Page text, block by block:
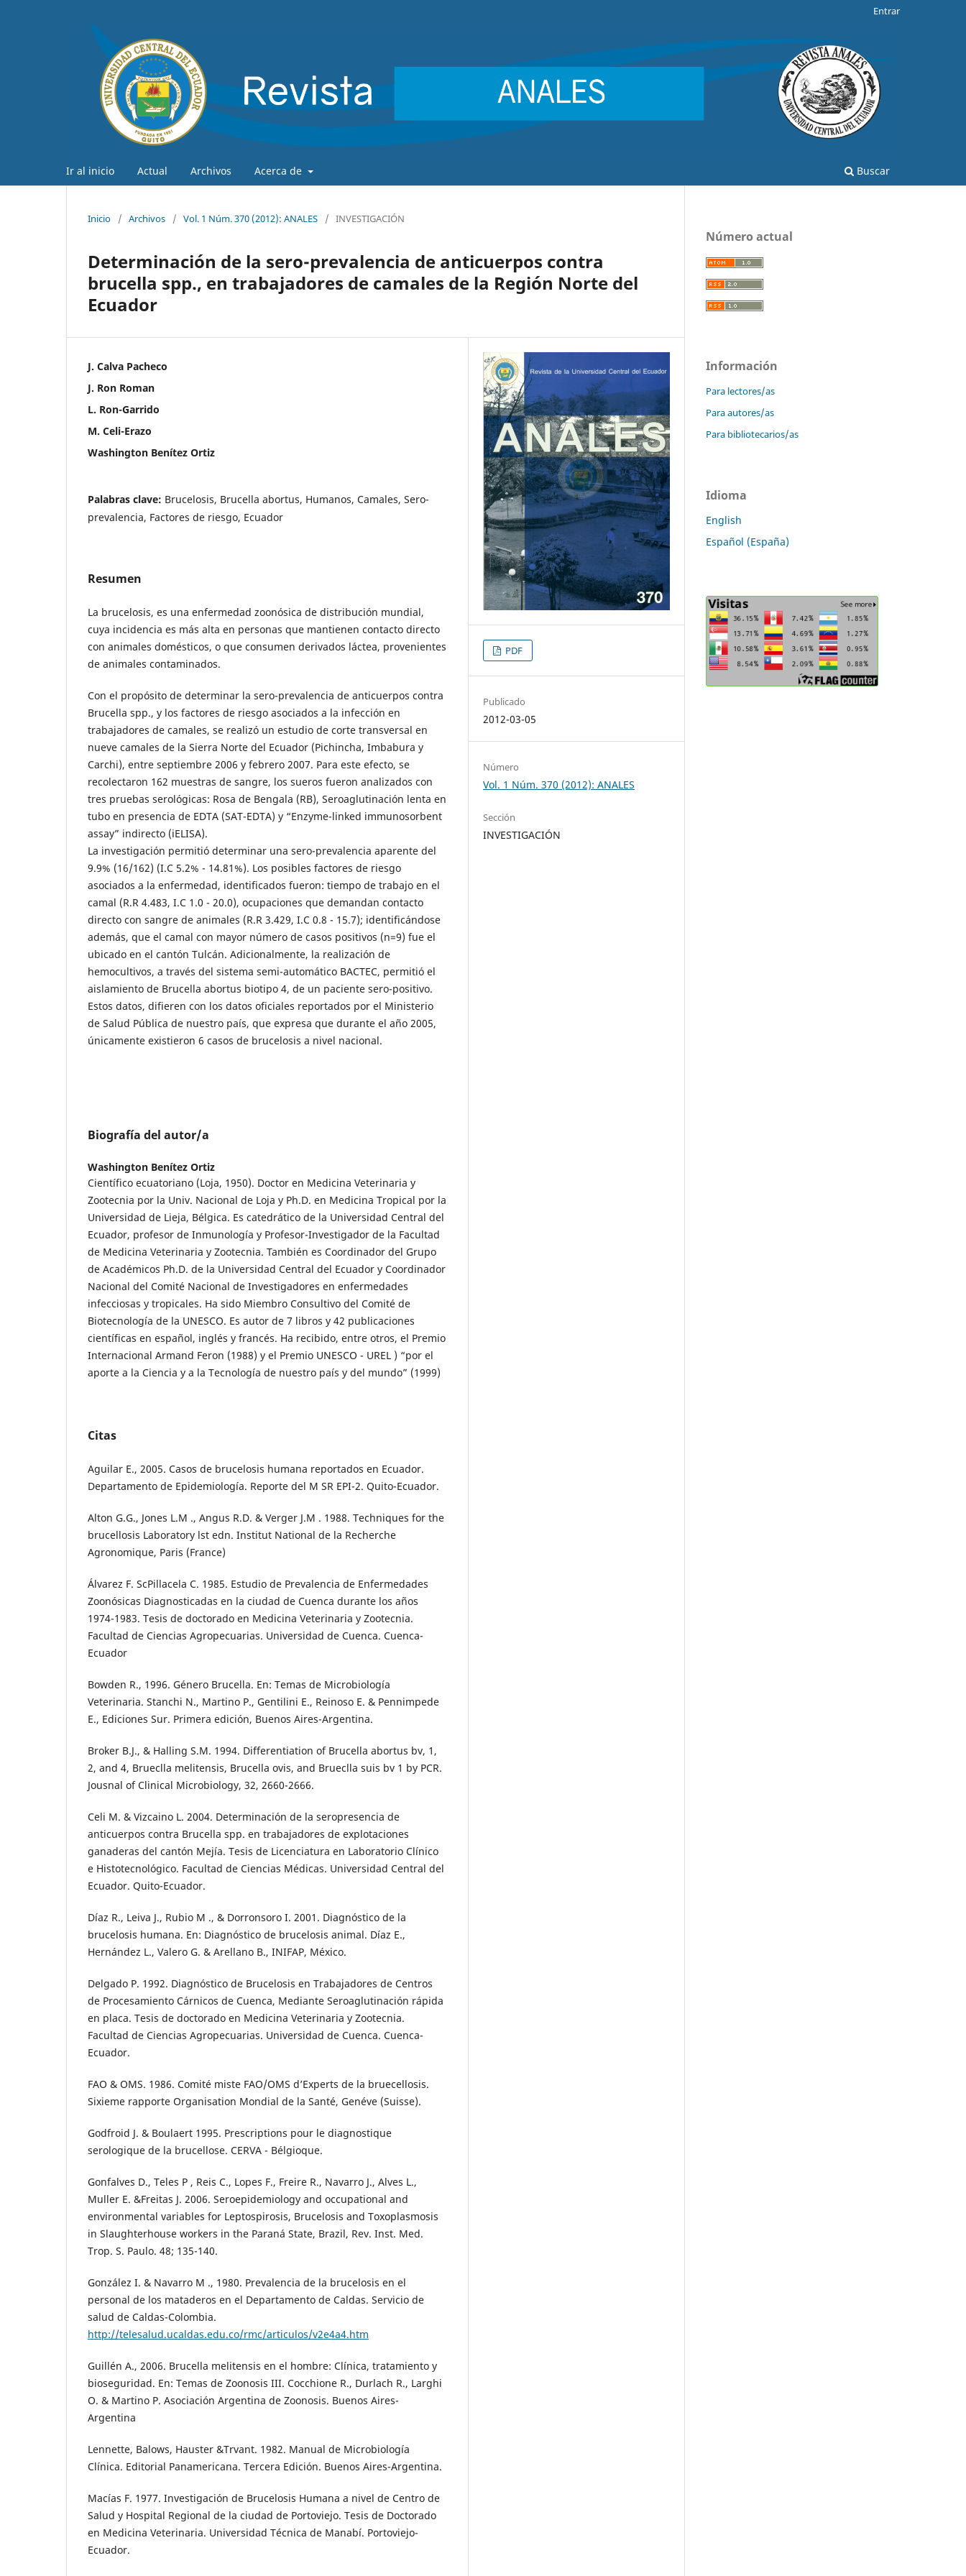
Ir al inicio Actual Archivos Acerca de Buscar
Entrar
Inicio / Archivos / Vol. 1 Núm. 370 (2012): ANALES / INVESTIGACIÓN
Determinación de la sero-prevalencia de anticuerpos contra
brucella spp., en trabajadores de camales de la Región Norte del
Ecuador
J. Calva Pacheco
J. Ron Roman
L. Ron-Garrido
M. Celi-Erazo
Washington Benítez Ortiz
Palabras clave: Brucelosis, Brucella abortus, Humanos, Camales, Sero-
prevalencia, Factores de riesgo, Ecuador
Resumen
La brucelosis, es una enfermedad zoonósica de distribución mundial,
cuya incidencia es más alta en personas que mantienen contacto directo
con animales domésticos, o que consumen derivados láctea, provenientes
de animales contaminados.
Con el propósito de determinar la sero-prevalencia de anticuerpos contra
Brucella spp., y los factores de riesgo asociados a la infección en
trabajadores de camales, se realizó un estudio de corte transversal en
nueve camales de la Sierra Norte del Ecuador (Pichincha, Imbabura y
Carchi), entre septiembre 2006 y febrero 2007. Para este efecto, se
recolectaron 162 muestras de sangre, los sueros fueron analizados con
tres pruebas serológicas: Rosa de Bengala (RB), Seroaglutinación lenta en
tubo en presencia de EDTA (SAT-EDTA) y “Enzyme-linked immunosorbent
assay” indirecto (iELISA).
La investigación permitió determinar una sero-prevalencia aparente del
9.9% (16/162) (I.C 5.2% - 14.81%). Los posibles factores de riesgo
asociados a la enfermedad, identificados fueron: tiempo de trabajo en el
camal (R.R 4.483, I.C 1.0 - 20.0), ocupaciones que demandan contacto
directo con sangre de animales (R.R 3.429, I.C 0.8 - 15.7); identificándose
además, que el camal con mayor número de casos positivos (n=9) fue el
ubicado en el cantón Tulcán. Adicionalmente, la realización de
hemocultivos, a través del sistema semi-automático BACTEC, permitió el
aislamiento de Brucella abortus biotipo 4, de un paciente sero-positivo.
Estos datos, difieren con los datos oficiales reportados por el Ministerio
de Salud Pública de nuestro país, que expresa que durante el año 2005,
únicamente existieron 6 casos de brucelosis a nivel nacional.
Biografía del autor/a
Washington Benítez Ortiz
Científico ecuatoriano (Loja, 1950). Doctor en Medicina Veterinaria y
Zootecnia por la Univ. Nacional de Loja y Ph.D. en Medicina Tropical por la
Universidad de Lieja, Bélgica. Es catedrático de la Universidad Central del
Ecuador, profesor de Inmunología y Profesor-Investigador de la Facultad
de Medicina Veterinaria y Zootecnia. También es Coordinador del Grupo
de Académicos Ph.D. de la Universidad Central del Ecuador y Coordinador
Nacional del Comité Nacional de Investigadores en enfermedades
infecciosas y tropicales. Ha sido Miembro Consultivo del Comité de
Biotecnología de la UNESCO. Es autor de 7 libros y 42 publicaciones
científicas en español, inglés y francés. Ha recibido, entre otros, el Premio
Internacional Armand Feron (1988) y el Premio UNESCO - UREL ) “por el
aporte a la Ciencia y a la Tecnología de nuestro país y del mundo” (1999)
Citas
Aguilar E., 2005. Casos de brucelosis humana reportados en Ecuador.
Departamento de Epidemiología. Reporte del M SR EPI-2. Quito-Ecuador.
Alton G.G., Jones L.M ., Angus R.D. & Verger J.M . 1988. Techniques for the
brucellosis Laboratory lst edn. Institut National de la Recherche
Agronomique, Paris (France)
Álvarez F. ScPillacela C. 1985. Estudio de Prevalencia de Enfermedades
Zoonósicas Diagnosticadas en la ciudad de Cuenca durante los años
1974-1983. Tesis de doctorado en Medicina Veterinaria y Zootecnia.
Facultad de Ciencias Agropecuarias. Universidad de Cuenca. Cuenca-
Ecuador
Bowden R., 1996. Género Brucella. En: Temas de Microbiología
Veterinaria. Stanchi N., Martino P., Gentilini E., Reinoso E. & Pennimpede
E., Ediciones Sur. Primera edición, Buenos Aires-Argentina.
Broker B.J., & Halling S.M. 1994. Differentiation of Brucella abortus bv, 1,
2, and 4, Brueclla melitensis, Brucella ovis, and Brueclla suis bv 1 by PCR.
Jousnal of Clinical Microbiology, 32, 2660-2666.
Celi M. & Vizcaino L. 2004. Determinación de la seropresencia de
anticuerpos contra Brucella spp. en trabajadores de explotaciones
ganaderas del cantón Mejía. Tesis de Licenciatura en Laboratorio Clínico
e Histotecnológico. Facultad de Ciencias Médicas. Universidad Central del
Ecuador. Quito-Ecuador.
Díaz R., Leiva J., Rubio M ., & Dorronsoro I. 2001. Diagnóstico de la
brucelosis humana. En: Diagnóstico de brucelosis animal. Díaz E.,
Hernández L., Valero G. & Arellano B., INIFAP, México.
Delgado P. 1992. Diagnóstico de Brucelosis en Trabajadores de Centros
de Procesamiento Cárnicos de Cuenca, Mediante Seroaglutinación rápida
en placa. Tesis de doctorado en Medicina Veterinaria y Zootecnia.
Facultad de Ciencias Agropecuarias. Universidad de Cuenca. Cuenca-
Ecuador.
FAO & OMS. 1986. Comité miste FAO/OMS d’Experts de la bruecellosis.
Sixieme rapporte Organisation Mondial de la Santé, Genéve (Suisse).
Godfroid J. & Boulaert 1995. Prescriptions pour le diagnostique
serologique de la brucellose. CERVA - Bélgioque.
Gonfalves D., Teles P , Reis C., Lopes F., Freire R., Navarro J., Alves L.,
Muller E. &Freitas J. 2006. Seroepidemiology and occupational and
environmental variables for Leptospirosis, Brucelosis and Toxoplasmosis
in Slaughterhouse workers in the Paraná State, Brazil, Rev. Inst. Med.
Trop. S. Paulo. 48; 135-140.
González I. & Navarro M ., 1980. Prevalencia de la brucelosis en el
personal de los mataderos en el Departamento de Caldas. Servicio de
salud de Caldas-Colombia.
http://telesalud.ucaldas.edu.co/rmc/articulos/v2e4a4.htm
Guillén A., 2006. Brucella melitensis en el hombre: Clínica, tratamiento y
bioseguridad. En: Temas de Zoonosis III. Cocchione R., Durlach R., Larghi
O. & Martino P. Asociación Argentina de Zoonosis. Buenos Aires-
Argentina
Lennette, Balows, Hauster &Trvant. 1982. Manual de Microbiología
Clínica. Editorial Panamericana. Tercera Edición. Buenos Aires-Argentina.
Macías F. 1977. Investigación de Brucelosis Humana a nivel de Centro de
Salud y Hospital Regional de la ciudad de Portoviejo. Tesis de Doctorado
en Medicina Veterinaria. Universidad Técnica de Manabí. Portoviejo-
Ecuador.
PDF
Publicado
2012-03-05
Número
Vol. 1 Núm. 370 (2012): ANALES
Sección
INVESTIGACIÓN
Número actual
Información
Para lectores/as
Para autores/as
Para bibliotecarios/as
Idioma
English
Español (España)